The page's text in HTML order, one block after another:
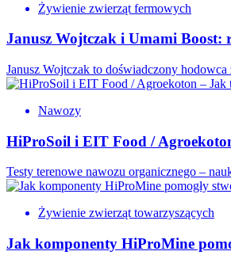
Żywienie zwierząt fermowych
Janusz Wojtczak i Umami
Janusz Wojtczak to doświadczony
Nawozy
HiProSoil i EIT Food /
Testy terenowe nawozu organicznego –
Żywienie zwierząt towarzyszących
Jak komponenty HiProMine